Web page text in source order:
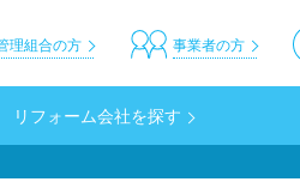
事業者の方
理組合の方
リフォーム会社を探す